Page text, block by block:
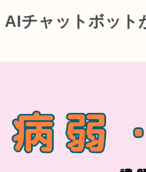
チャットボット